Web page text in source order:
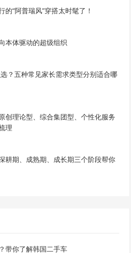
“阿普瑞风”穿搭太时髦了！
本体驱动的超级组织
？五种常见家长需求类型分别适合哪
创理论型、综合集团型、个性化服务
理
耕期、成熟期、成长期三个阶段帮你
带你了解韩国二手车